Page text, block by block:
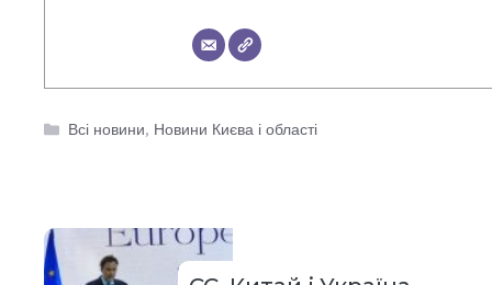
Категорії
Всі новини, Новини Києва і області